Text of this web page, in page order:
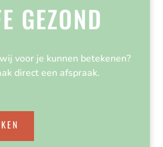
GEZOND
voor je kunnen betekenen?
direct een afspraak.